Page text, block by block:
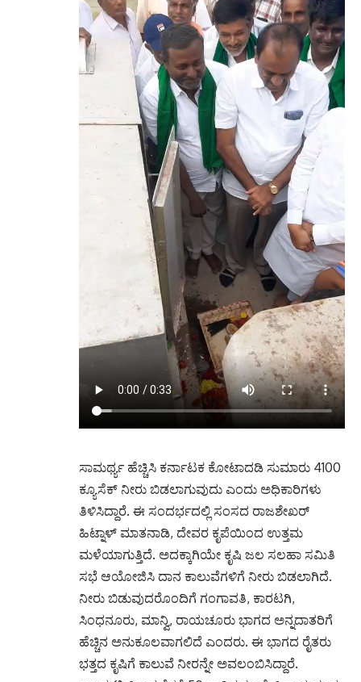
ಸಾಮರ್ಥ್ಯ ಹೆಚ್ಚಿಸಿ ಕರ್ನಾಟಕ ಕೋಟಾದಡಿ ಸುಮಾರು 4100
ಕ್ಯೂಸೆಕ್ ನೀರು ಬಿಡಲಾಗುವುದು ಎಂದು ಅಧಿಕಾರಿಗಳು
ತಿಳಿಸಿದ್ದಾರೆ. ಈ ಸಂದರ್ಭದಲ್ಲಿ ಸಂಸದ ರಾಜಶೇಖರ್
ಹಿಟ್ನಾಳ್ ಮಾತನಾಡಿ, ದೇವರ ಕೃಪೆಯಿಂದ ಉತ್ತಮ
ಸಭೆ ಆಯೋಜಿಸಿ ದಾನ ಕಾಲುವೆಗಳಿಗೆ ನೀರು ಬಿಡಲಾಗಿದೆ.
ನೀರು ಬಿಡುವುದರೊಂದಿಗೆ ಗಂಗಾವತಿ, ಕಾರಟಗಿ,
ಸಿಂಧನೂರು, ಮಾನ್ವಿ, ರಾಯಚೂರು ಭಾಗದ ಅನ್ನದಾತರಿಗೆ
ಹೆಚ್ಚಿನ ಅನುಕೂಲವಾಗಲಿದೆ ಎಂದರು. ಈ ಭಾಗದ ರೈತರು
ಭತ್ತದ ಕೃಷಿಗೆ ಕಾಲುವೆ ನೀರನ್ನೇ ಅವಲಂಬಿಸಿದ್ದಾರೆ.
ಆಲಮಟ್ಟಿಯಿಂದ ಕೆಳಕ್ಕೆ 50 ಸಾವಿರ ಕ್ಯೂಸೆಕ್ ರಾಯಚೂರು
ಗ್ರಾಮಾಂತರ: ಮಹಾರಾಷ್ಟ್ರದಲ್ಲಿ ಸುರಿಯುತ್ತಿರುವ ಭಾರಿ
ಮಳೆಯಿಂದಾಗಿ ಆಲಮಟ್ಟಿಯಿಂದ ನದಿಗೆ 50 ಸಾವಿರ
ಕ್ಯೂಸೆಕ್ ನೀರು ಬಿಡಲಾಗಿದೆ. ಆಲಮಟ್ಟಿ ಅಣೆಕಟ್ಟೆಯಲ್ಲಿ
ಗರಿಷ್ಠ ನೀರಿನ ಮಟ್ಟ 519.60 ಮೀಟರ್ ಇದ್ದು, ಪ್ರಸ್ತುತ